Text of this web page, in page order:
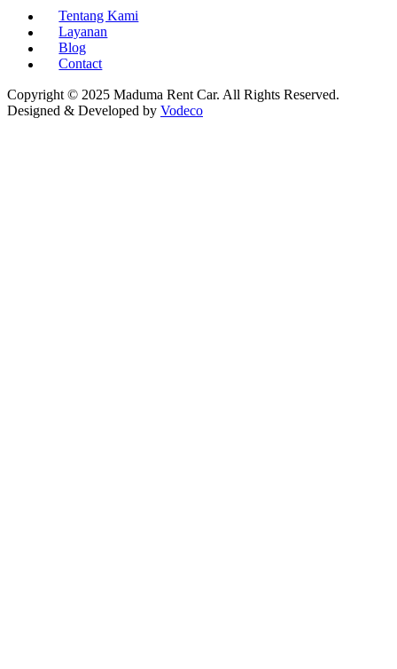
Tentang Kami
Layanan
Blog
Contact
Copyright © 2025 Maduma Rent Car. All Rights Reserved.
Designed & Developed by Vodeco